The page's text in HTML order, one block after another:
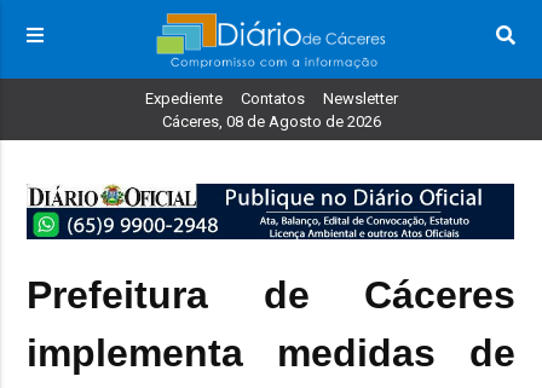
Expediente Contatos
Newsletter
Cáceres, 08 de Agosto de 2026
Prefeitura de Cáceres
implementa medidas de